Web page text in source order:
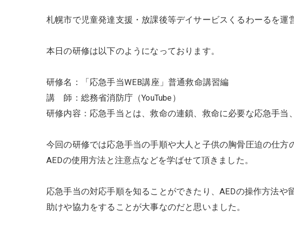
札幌市で児童発達支援・放課後等デイサービスくるわーるを運
本日の研修は以下のようになっております。
研修名：「応急手当WEB講座」普通救命講習編
講 師：総務省消防庁（YouTube）
研修内容：応急手当とは、救命の連鎖、救命に必要な応急手当
今回の研修では応急手当の手順や大人と子供の胸骨圧迫の仕方
AEDの使用方法と注意点などを学ばせて頂きました。
応急手当の対応手順を知ることができたり、AEDの操作方法
助けや協力をすることが大事なのだと思いました。